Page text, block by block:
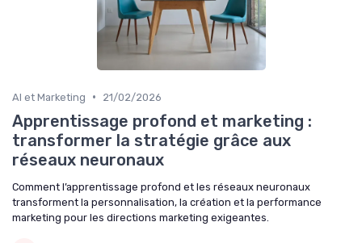
AI et Marketing • 21/02/2026
Apprentissage profond et marketing :
transformer la stratégie grâce aux
réseaux neuronaux
Comment l’apprentissage profond et les réseaux neuronaux
transforment la personnalisation, la création et la performance
marketing pour les directions marketing exigeantes.